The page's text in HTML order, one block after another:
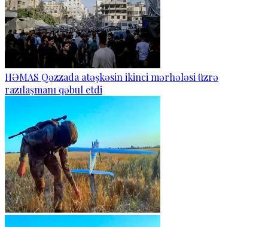
HƏMAS Qəzzada atəşkəsin ikinci mərhələsi üzrə
razılaşmanı qəbul etdi